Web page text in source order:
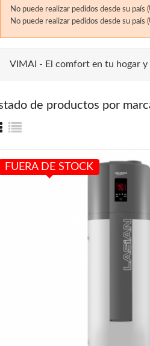
No puede realizar pedidos desde su país
No puede realizar pedidos desde su país
VIMAI - El comfort en tu hogar
de productos por
FUERA DE STOCK